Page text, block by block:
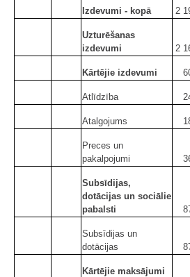
Izdevumi - kopā 2
Uzturēšanas
izdevumi
2
Kārtējie izdevumi
Atlīdzība
Atalgojums
Preces un
pakalpojumi
Subsīdijas,
dotācijas un sociālie
pabalsti
Subsīdijas un
dotācijas
Kārtējie maksājumi